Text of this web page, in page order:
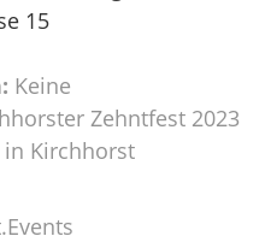
15
Keine
Zehntfest 2023
in Kirchhorst